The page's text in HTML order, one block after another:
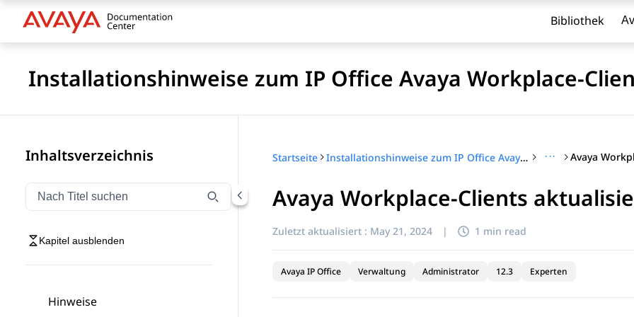
Bibliothek
Installationshinweise zum IP Office Avaya Workplace-
Inhaltsverzeichnis
Navigation nach Titel filtern
Geben Sie Text ein, um Navigationselemente nach Titel zu filtern.
Kapitel ausblenden
Hinweise
Startseite Installationshinweise zum IP Office Avaya Workplace-Client ···
Avaya Workplace-Clients
Zuletzt aktualisiert : May 21, 2024 | 1 min read
Avaya IP Office Verwaltung Administrator 12.3 Experten